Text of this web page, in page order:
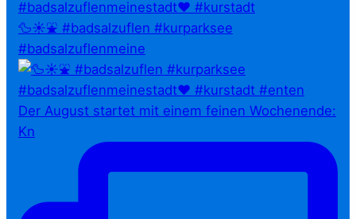
🦆☀️⛲ #badsalzuflen #kurparksee
#badsalzuflenmeine
Der August startet mit einem feinen Wochenende:
Kn